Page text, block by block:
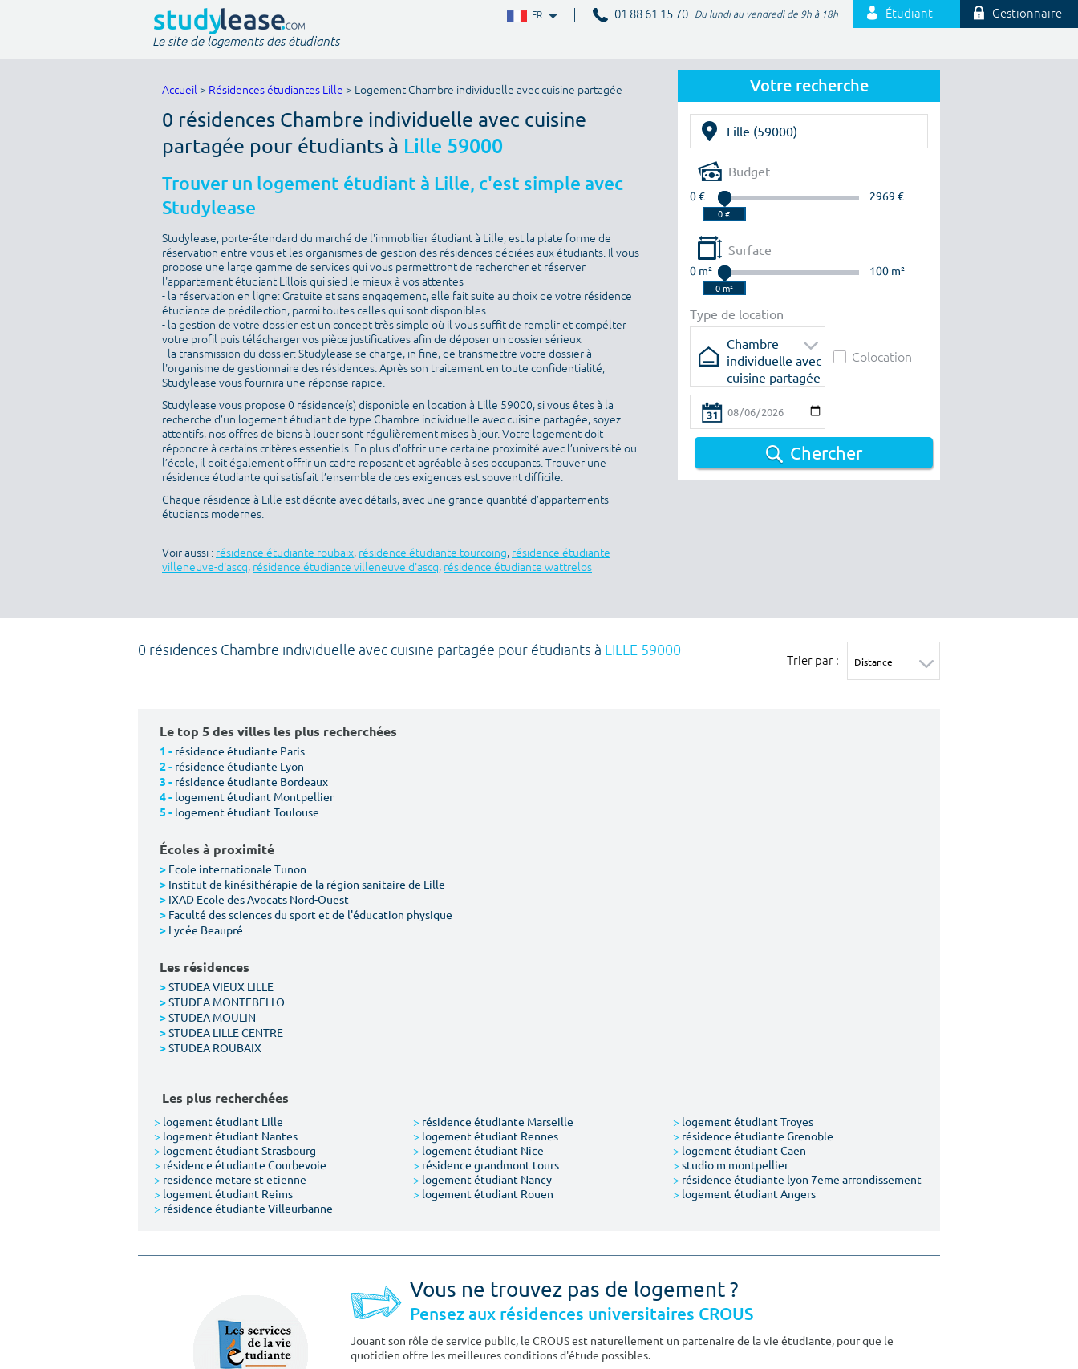
FR 01 88 61 15 70 Du lundi au vendredi de 9h à 18h Étudiant Gestionnaire
Le site de logements des étudiants
Votre recherche
Budget
0 € 2969 €
Surface
0 m² 100 m²
Type de location
Chambre
individuelle avec
cuisine partagée
Colocation
Chercher
Accueil > Résidences étudiantes Lille > Logement Chambre individuelle avec cuisine partagée
0 résidences Chambre individuelle avec cuisine
partagée pour étudiants à Lille 59000
Trouver un logement étudiant à Lille, c'est simple avec
Studylease
Studylease, porte-étendard du marché de l'immobilier étudiant à Lille, est la plate forme de
réservation entre vous et les organismes de gestion des résidences dédiées aux étudiants. Il vous
propose une large gamme de services qui vous permettront de rechercher et réserver
l'appartement étudiant Lillois qui sied le mieux à vos attentes
- la réservation en ligne: Gratuite et sans engagement, elle fait suite au choix de votre résidence
étudiante de prédilection, parmi toutes celles qui sont disponibles.
- la gestion de votre dossier est un concept très simple où il vous suffit de remplir et compélter
votre profil puis télécharger vos pièce justificatives afin de déposer un dossier sérieux
- la transmission du dossier: Studylease se charge, in fine, de transmettre votre dossier à
l'organisme de gestionnaire des résidences. Après son traitement en toute confidentialité,
Studylease vous fournira une réponse rapide.
Studylease vous propose 0 résidence(s) disponible en location à Lille 59000, si vous êtes à la
recherche d’un logement étudiant de type Chambre individuelle avec cuisine partagée, soyez
attentifs, nos offres de biens à louer sont régulièrement mises à jour. Votre logement doit
répondre à certains critères essentiels. En plus d’offrir une certaine proximité avec l’université ou
l’école, il doit également offrir un cadre reposant et agréable à ses occupants. Trouver une
résidence étudiante qui satisfait l’ensemble de ces exigences est souvent difficile.
Chaque résidence à Lille est décrite avec détails, avec une grande quantité d’appartements
étudiants modernes.
Voir aussi : résidence étudiante roubaix, résidence étudiante tourcoing, résidence étudiante
villeneuve-d'ascq, résidence étudiante villeneuve d'ascq, résidence étudiante wattrelos
0 résidences Chambre individuelle avec cuisine partagée pour étudiants à LILLE 59000
Trier par :
Le top 5 des villes les plus recherchées
1 - résidence étudiante Paris
2 - résidence étudiante Lyon
3 - résidence étudiante Bordeaux
4 - logement étudiant Montpellier
5 - logement étudiant Toulouse
Écoles à proximité
> Ecole internationale Tunon
> Institut de kinésithérapie de la région sanitaire de Lille
> IXAD Ecole des Avocats Nord-Ouest
> Faculté des sciences du sport et de l'éducation physique
> Lycée Beaupré
Les résidences
>STUDEA VIEUX LILLE
>STUDEA MONTEBELLO
>STUDEA MOULIN
>STUDEA LILLE CENTRE
>STUDEA ROUBAIX
Les plus recherchées
> logement étudiant Lille > résidence étudiante Marseille > logement étudiant Troyes
> logement étudiant Nantes > logement étudiant Rennes > résidence étudiante Grenoble
> logement étudiant Strasbourg > logement étudiant Nice > logement étudiant Caen
> résidence étudiante Courbevoie > résidence grandmont tours > studio m montpellier
> residence metare st etienne > logement étudiant Nancy > résidence étudiante lyon 7eme arrondissement
> logement étudiant Reims > logement étudiant Rouen > logement étudiant Angers
> résidence étudiante Villeurbanne
Vous ne trouvez pas de logement ?
Pensez aux résidences universitaires CROUS
Jouant son rôle de service public, le CROUS est naturellement un partenaire de la vie étudiante, pour que le
quotidien offre les meilleures conditions d'étude possibles.